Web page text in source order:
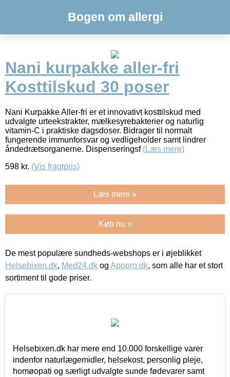
Bogen om allergi
Nani kurpakke aller-fri
Kosttilskud 30 poser
Nani Kurpakke Aller-fri er et innovativt kosttilskud med
udvalgte urteekstrakter, mælkesyrebakterier og naturlig
vitamin-C i praktiske dagsdoser. Bidrager til normalt
fungerende immunforsvar og vedligeholder samt lindrer
åndedrætsorganerne. Dispenseringsf (Læs mere)
598 kr. (Vis fragtpris)
Læs mere »
Køb nu »
De mest populære sundheds-webshops er i øjeblikket
Helsebixen.dk, Med24.dk og Apopro.dk, som alle har et stort
sortiment til gode priser.
Helsebixen.dk har mere end 10.000 forskellige varer
indenfor naturlægemidler, helsekost, personlig pleje,
homøopati og særligt udvalgte sunde fødevarer samt